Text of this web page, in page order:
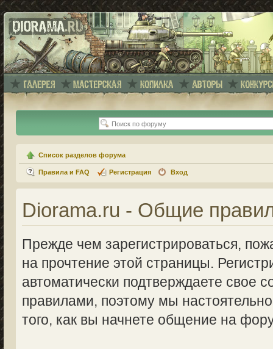
Список разделов форума
Правила и FAQ Регистрация Вход
Diorama.ru - Общие
Прежде чем зарегистрироваться,
на прочтение этой страницы.
автоматически подтверждаете свое
правилами, поэтому мы
того, как вы начнете общение на